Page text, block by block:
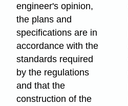
engineer's opinion,
the plans and
specifications are in
accordance with the
standards required
by the regulations
and that the
construction of the